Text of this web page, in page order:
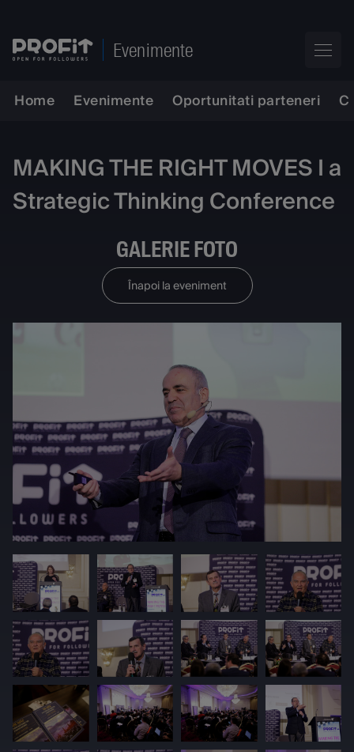
Evenimente
Home Evenimente Oportunitati parteneri
MAKING THE RIGHT MOVES I a
Strategic Thinking Conference
GALERIE FOTO
Înapoi la eveniment